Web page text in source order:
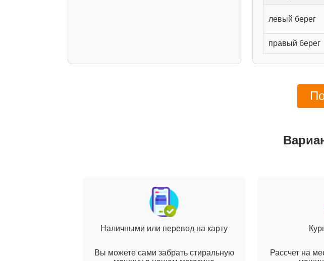
левый берег
правый берег
Наличными или перевод на карту
Вы можете сами забрать стиральную
Рассчет на